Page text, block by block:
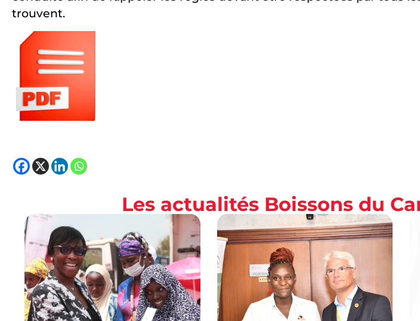
trouvent.
Les actualités Boissons du